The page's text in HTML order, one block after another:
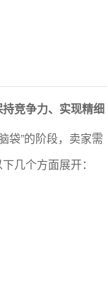
竞争力、实现精细
袋”的阶段，卖家需
几个方面展开：